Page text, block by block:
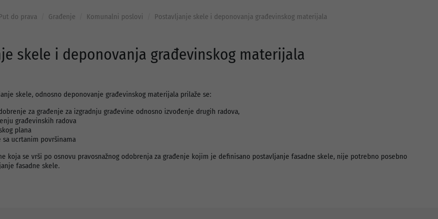
do prava Građenje Komunalni poslovi Postavljanje skele i deponovanja građevinskog materijala
skele i deponovanja građevinskog materijala
skele, odnosno deponovanje građevinskog materijala prilaže se:
za građenje za izgradnju građevine odnosno izvođenje drugih radova,
građevinskih radova
plana
ucrtanim površinama
koja se vrši po osnovu pravosnažnog odobrenja za građenje kojim je definisano postavljanje fasadne skele, nije potrebno posebno
fasadne skele.